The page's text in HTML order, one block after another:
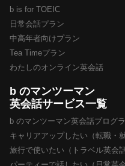
b is for TOEIC
日常会話プラン
中高年者向けプラン
Tea Timeプラン
わたしのオンライン英会話
b のマンツーマン
英会話サービス一覧
b のマンツーマン英会話プログ
キャリアアップしたい（転職・
旅行で使いたい（トラベル英会話